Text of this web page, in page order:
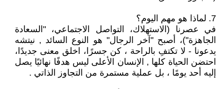
7. لماذا هو مهم اليوم؟
في عصرنا (الاستهلاك، التواصل الاجتماعي، "السعادة
الجاهزة")، أصبح "آخر الرجال" هو النوع السائد , نيتشه
يدعونا - لا تكتفِ بالراحة ، كن جسرًا، اخلق معنى جديدًا،
احتضن الحياة كلها , الإنسان الأعلى ليس هدفًا نهائيًا يصل
إليه أحد يومًا ، بل عملية مستمرة من التجاوز الذاتي .